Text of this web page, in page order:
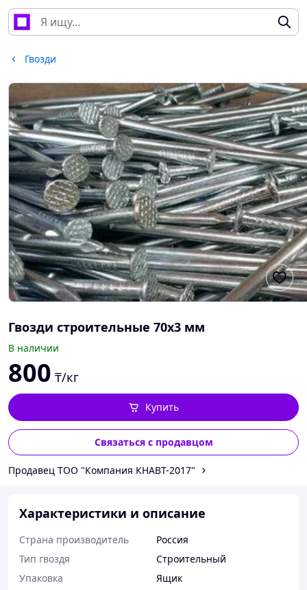
Гвозди
Гвозди строительные 70х3 мм
В наличии
800 ₸/кг
Купить
Связаться с продавцом
Продавец ТОО "Компания КНАВТ-2017"
Характеристики и описание
Страна производитель
Россия
Тип гвоздя
Строительный
Упаковка
Ящик